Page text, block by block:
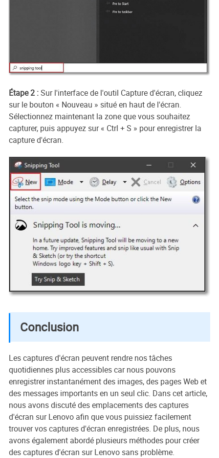
Étape 2 :Sur l'interface de l'outil Capture d'écran, cliquez
sur le bouton « Nouveau » situé en haut de l'écran.
Sélectionnez maintenant la zone que vous souhaitez
capturer, puis appuyez sur « Ctrl + S » pour enregistrer la
capture d'écran.
Conclusion
Les captures d'écran peuvent rendre nos tâches
quotidiennes plus accessibles car nous pouvons
enregistrer instantanément des images, des pages Web et
des messages importants en un seul clic. Dans cet article,
nous avons discuté des emplacements des captures
d'écran sur Lenovo afin que vous puissiez facilement
trouver vos captures d'écran enregistrées. De plus, nous
avons également abordé plusieurs méthodes pour créer
des captures d'écran sur Lenovo sans problème.